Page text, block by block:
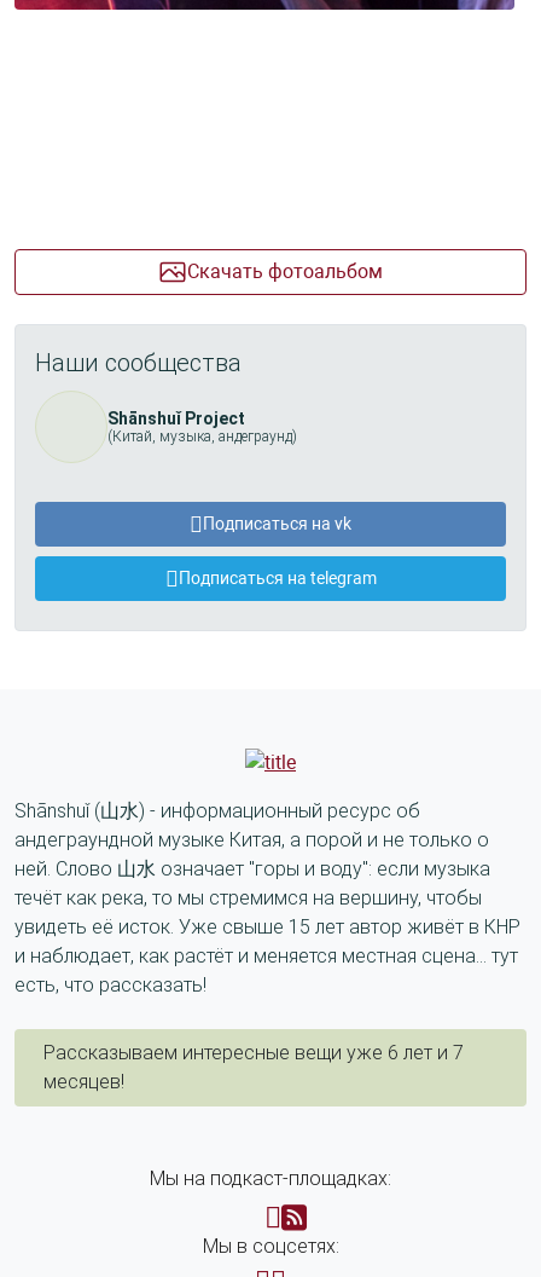
Скачать фотоальбом
Наши сообщества
Shānshuǐ Project
(Китай, музыка, андеграунд)
Подписаться на vk
Подписаться на telegram
Shānshuǐ (山水) - информационный ресурс об
андеграундной музыке Китая, а порой и не только о
ней. Слово 山水 означает "горы и воду": если музыка
течёт как река, то мы стремимся на вершину, чтобы
увидеть её исток. Уже свыше 15 лет автор живёт в КНР
и наблюдает, как растёт и меняется местная сцена... тут
есть, что рассказать!
Рассказываем интересные вещи уже 6 лет и 7
месяцев!
Мы на подкаст-площадках:
Мы в соцсетях: